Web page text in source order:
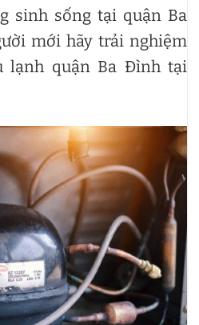
sinh sống tại quận Ba
mới hãy trải nghiệm
lạnh quận Ba Đình tại